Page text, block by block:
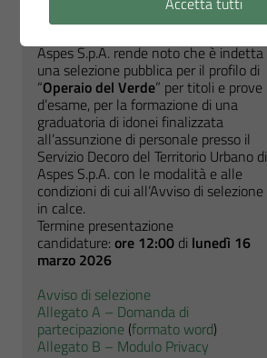
Avviso di selezione
Aspes S.p.A. rende noto che è indetta
una selezione pubblica per il profilo di
“Operaio del Verde” per titoli e prove
d’esame, per la formazione di una
graduatoria di idonei finalizzata
all’assunzione di personale presso il
Servizio Decoro del Territorio Urbano di
Aspes S.p.A. con le modalità e alle
condizioni di cui all’Avviso di selezione
in calce.
Termine presentazione
candidature: ore 12:00 di lunedì 16
marzo 2026
Avviso di selezione
Allegato A – Domanda di
partecipazione (formato word)
Allegato B – Modulo Privacy